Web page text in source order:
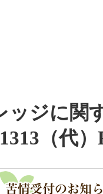
ッジに
1313（代